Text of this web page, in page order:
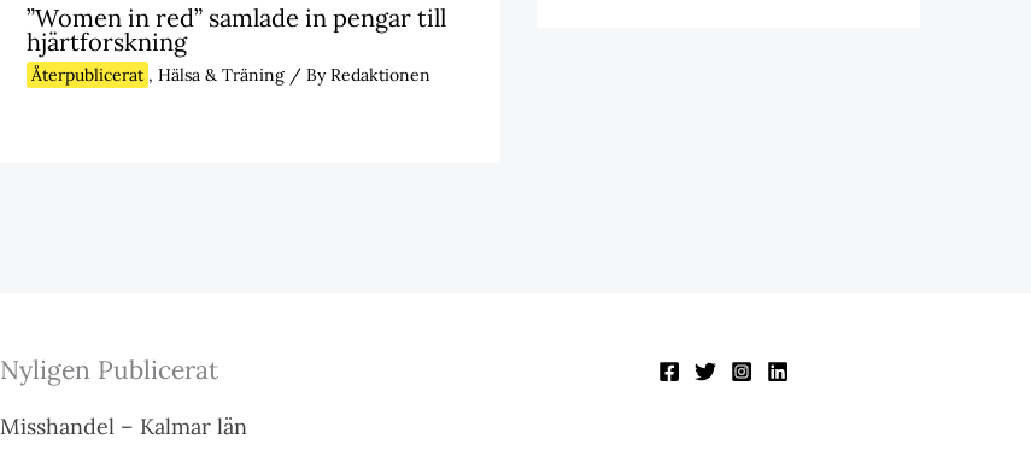
”Women in red” samlade in pengar till
hjärtforskning
Återpublicerat , Hälsa & Träning/ ByRedaktionen
Nyligen Publicerat
Misshandel – Kalmar län